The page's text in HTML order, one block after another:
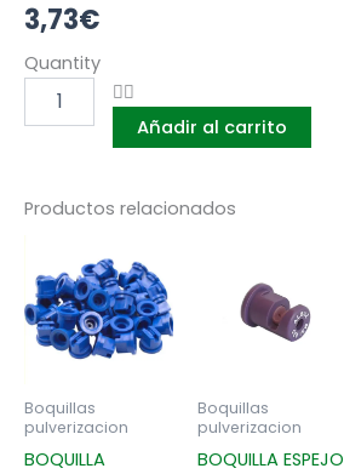
3,73€
Quantity
CABEZA
DIFUSOR
MM)
Añadir al carrito
Productos relacionados
Boquillas
pulverizacion
BOQUILLA
Boquillas
pulverizacion
BOQUILLA ESPEJO